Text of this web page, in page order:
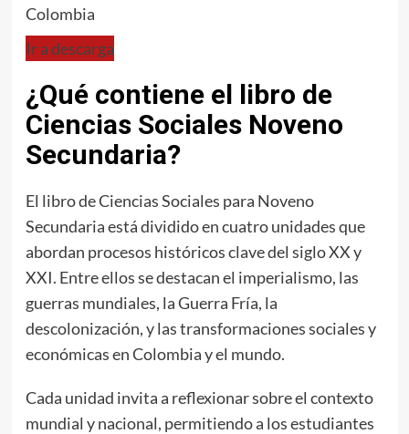
Colombia
Ir a descarga
¿Qué contiene el libro de
Ciencias Sociales Noveno
Secundaria?
El libro de Ciencias Sociales para Noveno
Secundaria está dividido en cuatro unidades que
abordan procesos históricos clave del siglo XX y
XXI. Entre ellos se destacan el imperialismo, las
guerras mundiales, la Guerra Fría, la
descolonización, y las transformaciones sociales y
económicas en Colombia y el mundo.
Cada unidad invita a reflexionar sobre el contexto
mundial y nacional, permitiendo a los estudiantes